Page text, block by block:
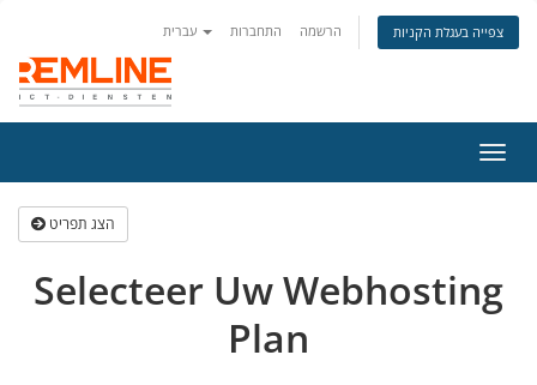
התחברות הרשמה צפייה בעגלת הקניות
ניווט
הצג תפריט
Selecteer Uw Webhosting
Plan